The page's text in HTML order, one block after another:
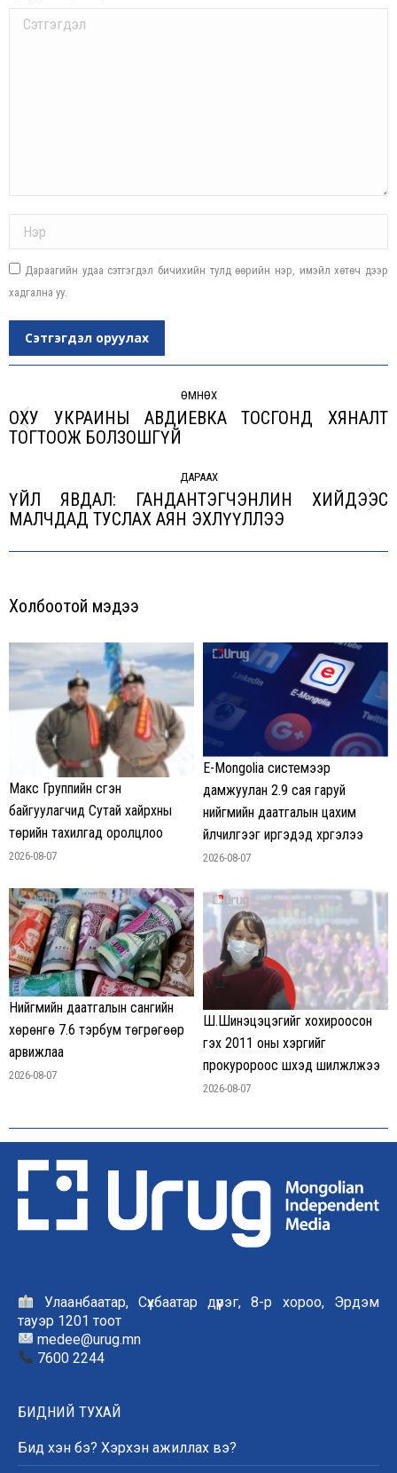
Comment
Дараагийн удаа сэтгэгдэл бичихийн тулд өөрийн нэр, имэйл хөтөч дээр
хадгална уу.
Сэтгэгдэл оруулах
ӨМНӨХ
Previous
ОХУ УКРАИНЫ АВДИЕВКА ТОСГОНД ХЯНАЛТ
ТОГТООЖ БОЛЗОШГҮЙ
ДАРААХ
Next
ҮЙЛ ЯВДАЛ: ГАНДАНТЭГЧЭНЛИН ХИЙДЭЭС
МАЛЧДАД ТУСЛАХ АЯН ЭХЛҮҮЛЛЭЭ
Холбоотой мэдээ
Макс Группийн үүсгэн
байгуулагчид Сутай хайрхны
төрийн тахилгад оролцлоо
2026-08-07
E-Mongolia системээр
дамжуулан 2.9 сая гаруй
нийгмийн даатгалын цахим
үйлчилгээг иргэдэд хүргэлээ
2026-08-07
Нийгмийн даатгалын сангийн
хөрөнгө 7.6 тэрбум төгрөгөөр
арвижлаа
2026-08-07
Ш.Шинэцэцэгийг хохироосон
гэх 2011 оны хэргийг
прокуророос шүүхэд шилжүүлжээ
2026-08-07
Улаанбаатар, Сүхбаатар дүүрэг, 8-р хороо, Эрдэм
тауэр 1201 тоот
medee@urug.mn
7600 2244
БИДНИЙ ТУХАЙ
Бид хэн бэ? Хэрхэн ажиллах вэ?